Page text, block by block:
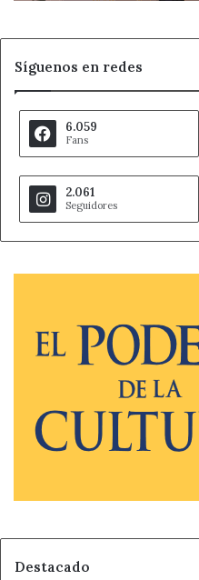
Síguenos en redes
6.059
Fans
2.061
Seguidores
Destacado